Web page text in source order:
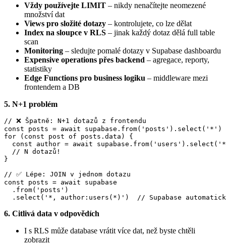
Vždy používejte LIMIT – nikdy nenačítejte neomezené
množství dat
Views pro složité dotazy – kontrolujete, co lze dělat
Index na sloupce v RLS – jinak každý dotaz dělá full table
scan
Monitoring – sledujte pomalé dotazy v Supabase dashboardu
Expensive operations přes backend – agregace, reporty,
statistiky
Edge Functions pro business logiku – middleware mezi
frontendem a DB
5. N+1 problém
// ❌ Špatně: N+1 dotazů z frontendu
const posts = await supabase.from('posts').select('*')
for (const post of posts.data) {
const author = await
  // N dotazů!
}
// ✅ Lépe: JOIN v jednom dotazu
const posts = await supabase
  .from('posts')
.select('*, author:users(*)')  // Supabase
6. Citlivá data v odpovědích
I s RLS může database vrátit více dat, než byste chtěli
zobrazit